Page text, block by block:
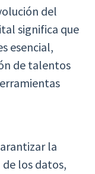
del
significa que
esencial,
de talentos
la
los datos,